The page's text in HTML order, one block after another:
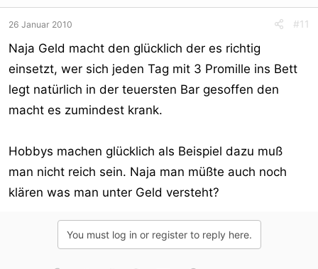
26 Januar 2010 #11
Naja Geld macht den glücklich der es richtig
einsetzt, wer sich jeden Tag mit 3 Promille ins Bett
legt natürlich in der teuersten Bar gesoffen den
macht es zumindest krank.
Hobbys machen glücklich als Beispiel dazu muß
man nicht reich sein. Naja man müßte auch noch
klären was man unter Geld versteht?
You must log in or register to reply here.